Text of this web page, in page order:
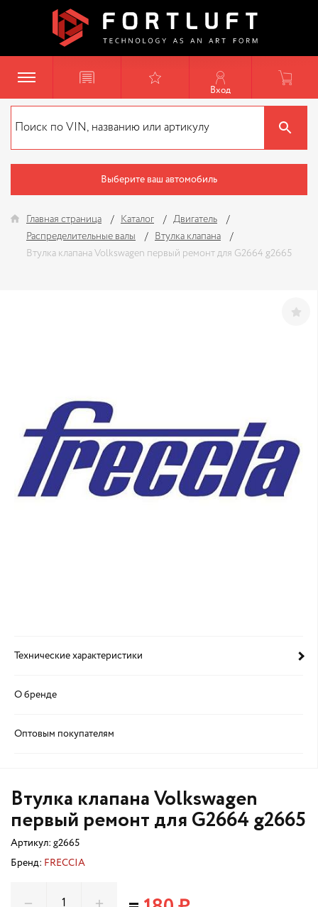
Вход
Выберите ваш автомобиль
Главная страница Каталог
Двигатель
Распределительные валы
Втулка клапана
Втулка клапана Volkswagen первый ремонт для G2664 g2665
Технические характеристики
О бренде
Оптовым покупателям
Втулка клапана Volkswagen
первый ремонт для G2664 g2665
Артикул: g2665
Бренд: FRECCIA